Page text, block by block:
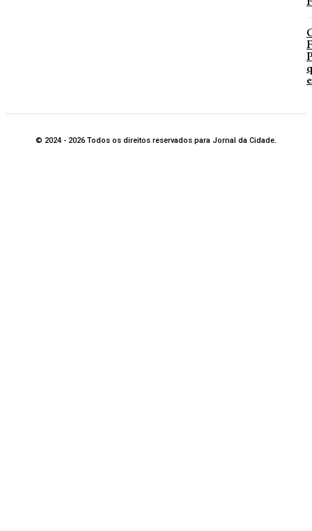
© 2024 - 2026 Todos os direitos reservados para Jornal da Cidade.